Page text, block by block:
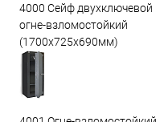
4000 Сейф двухключевой
огне-взломостойкий
(1700х725х690мм)